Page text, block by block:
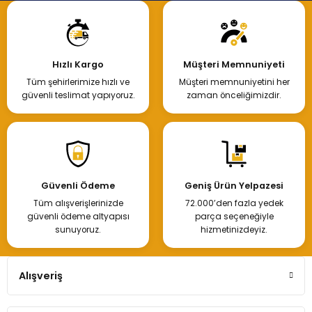
Hızlı Kargo
Tüm şehirlerimize hızlı ve
güvenli teslimat yapıyoruz.
Müşteri Memnuniyeti
Müşteri memnuniyetini her
zaman önceliğimizdir.
Güvenli Ödeme
Tüm alışverişlerinizde
güvenli ödeme altyapısı
sunuyoruz.
Geniş Ürün Yelpazesi
72.000’den fazla yedek
parça seçeneğiyle
hizmetinizdeyiz.
Alışveriş